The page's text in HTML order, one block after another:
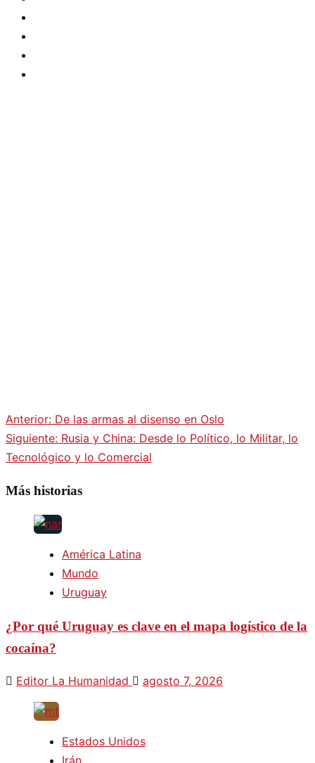
Navegación
de
entradas
Anterior: De las armas al disenso en Oslo
Siguiente: Rusia y China: Desde lo Político, lo Militar, lo
Tecnológico y lo Comercial
Más historias
América Latina
Mundo
Uruguay
¿Por qué Uruguay es clave en el mapa logístico de la
cocaína?
Editor La Humanidad agosto 7, 2026
Estados Unidos